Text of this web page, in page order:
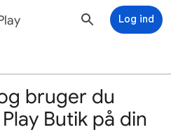
Log ind
bruger du
Butik på din